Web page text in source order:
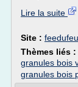
Lire la suite
Site :
Thèmes liés :
granules bois
granules bois